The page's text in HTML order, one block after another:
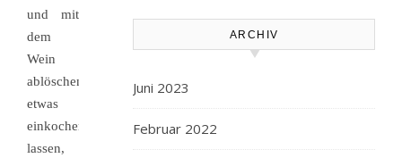
und mit
dem
Wein
ablöschen,
etwas
einkochen
lassen,
ARCHIV
Juni 2023
Februar 2022